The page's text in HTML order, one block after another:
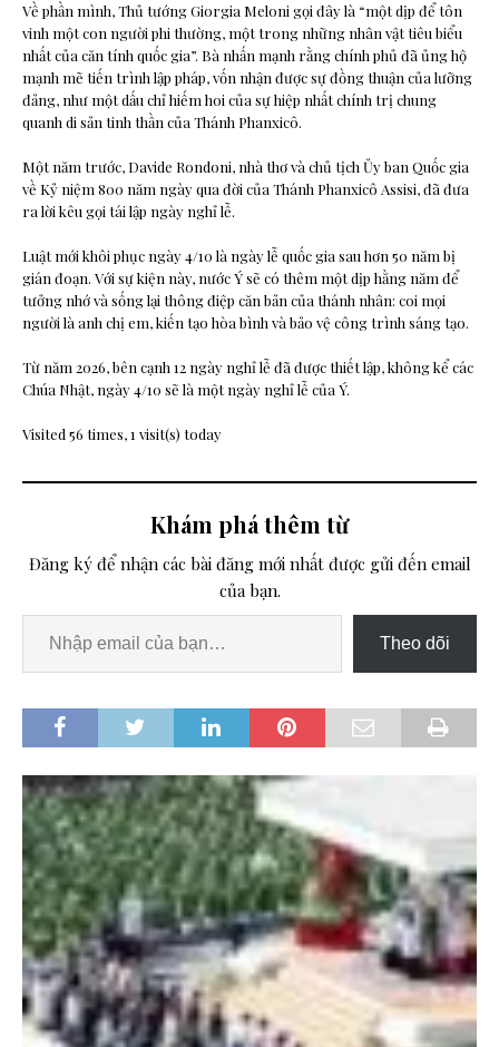
Về phần mình, Thủ tướng Giorgia Meloni gọi đây là “một dịp để tôn
vinh một con người phi thường, một trong những nhân vật tiêu biểu
nhất của căn tính quốc gia”. Bà nhấn mạnh rằng chính phủ đã ủng hộ
mạnh mẽ tiến trình lập pháp, vốn nhận được sự đồng thuận của lưỡng
đảng, như một dấu chỉ hiếm hoi của sự hiệp nhất chính trị chung
quanh di sản tinh thần của Thánh Phanxicô.
Một năm trước, Davide Rondoni, nhà thơ và chủ tịch Ủy ban Quốc gia
về Kỷ niệm 800 năm ngày qua đời của Thánh Phanxicô Assisi, đã đưa
ra lời kêu gọi tái lập ngày nghỉ lễ.
Luật mới khôi phục ngày 4/10 là ngày lễ quốc gia sau hơn 50 năm bị
gián đoạn. Với sự kiện này, nước Ý sẽ có thêm một dịp hằng năm để
tưởng nhớ và sống lại thông điệp căn bản của thánh nhân: coi mọi
người là anh chị em, kiến tạo hòa bình và bảo vệ công trình sáng tạo.
Từ năm 2026, bên cạnh 12 ngày nghỉ lễ đã được thiết lập, không kể các
Chúa Nhật, ngày 4/10 sẽ là một ngày nghỉ lễ của Ý.
Visited 56 times, 1 visit(s) today
Khám phá thêm từ
Đăng ký để nhận các bài đăng mới nhất được gửi đến email
của bạn.
Theo dõi